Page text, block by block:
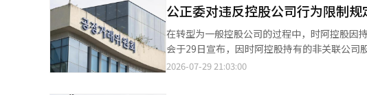
注册的店主团体进行协商。如加盟总部不予协商，可能会受到整改命令。
店主中，10%或1000人以上加入的店主团体
局将最低加入人数设定为30人。这一措施旨在
团体在注册时需提交注册申请书，变更时需提
销活动等向加盟总部请求协商。 若注册团体的加入率低于30%并请求协商，则需经过未加入加盟店主的意见征询程
公正委对违反控股公司行为限制
在转型为一般控股公司的过程中，时阿控股因
会于29日宣布，因时阿控股持有的非关联公
款，并发出禁止令。时阿控股的关联公司包括
2026-07-29 21:03:00